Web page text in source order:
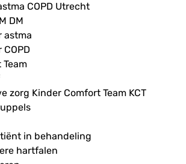
COPD Utrecht
DM
astma
zorg Kinder Comfort Team KCT
in behandeling
hartfalen